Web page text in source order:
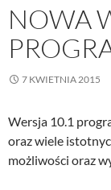
NOWA
7 KWIETNIA 2015
Wersja 10.1
oraz wiele
możliwości oraz